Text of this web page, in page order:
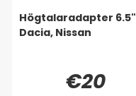
Högtalaradapter 6.5"
Dacia, Nissan
€20